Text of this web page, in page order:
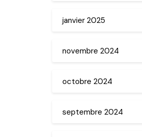
janvier 2025
novembre 2024
octobre 2024
septembre 2024